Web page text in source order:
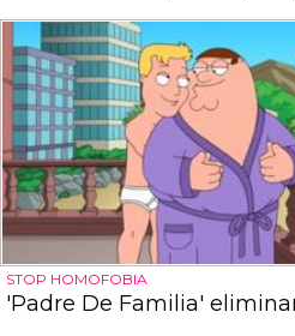
STOP HOMOFOBIA
'Padre De Familia'